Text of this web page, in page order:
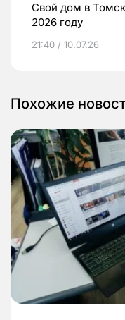
Свой дом в
2026 году
21:40 / 10.07.26
Похожие